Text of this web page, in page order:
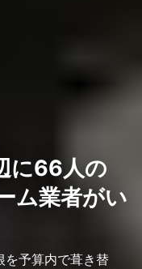
に66人の
ム業者がい
を予算内で葺き替